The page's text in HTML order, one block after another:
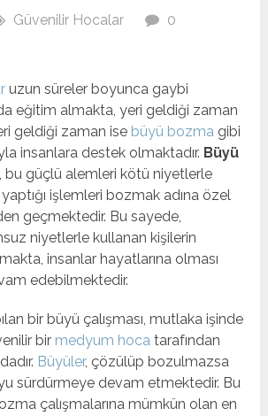
Güvenilir Hocalar
0
uzun süreler boyunca gaybi
eğitim almakta, yeri geldiği zaman
geldiği zaman ise büyü bozma gibi
insanlara destek olmaktadır. Büyü
, bu güçlü alemleri kötü niyetlerle
işlemleri bozmak adına özel
geçmektedir. Bu sayede,
niyetlerle kullanan kişilerin
insanlar hayatlarına olması
edebilmektedir.
bir büyü çalışması, mutlaka işinde
bir medyum hoca tarafından
Büyüler, çözülüp bozulmazsa
sürdürmeye devam etmektedir. Bu
çalışmalarına mümkün olan en